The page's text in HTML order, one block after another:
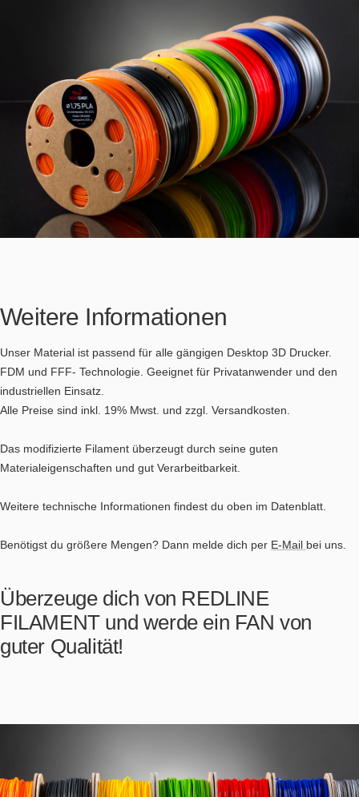
Weitere Informationen
Unser Material ist passend für alle gängigen Desktop 3D Drucker.
FDM und FFF- Technologie. Geeignet für Privatanwender und den
industriellen Einsatz.
Alle Preise sind inkl. 19% Mwst. und zzgl. Versandkosten.
Das modifizierte Filament überzeugt durch seine guten
Materialeigenschaften und gut Verarbeitbarkeit.
Weitere technische Informationen findest du oben im Datenblatt.
Benötigst du größere Mengen? Dann melde dich per E-Mail bei uns.
Überzeuge dich von REDLINE
FILAMENT und werde ein FAN von
guter Qualität!